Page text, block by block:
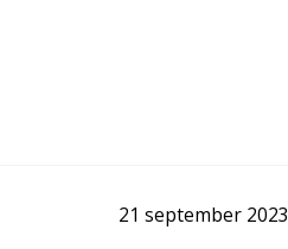
21 september 2023